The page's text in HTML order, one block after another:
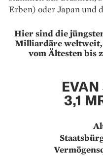
Erben) oder Japan und
Hier sind die
Milliardäre weltweit,
vom Ältesten bis
EVAN
3,1